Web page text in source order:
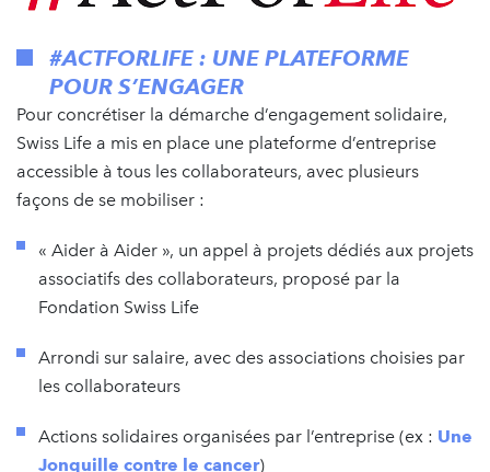
#ACTFORLIFE : UNE PLATEFORME
POUR S’ENGAGER
Pour concrétiser la démarche d’engagement solidaire,
Swiss Life a mis en place une plateforme d’entreprise
accessible à tous les collaborateurs, avec plusieurs
façons de se mobiliser :
« Aider à Aider », un appel à projets dédiés aux projets
associatifs des collaborateurs, proposé par la
Fondation Swiss Life
Arrondi sur salaire, avec des associations choisies par
les collaborateurs
Actions solidaires organisées par l’entreprise (ex : Une
Jonquille contre le cancer)